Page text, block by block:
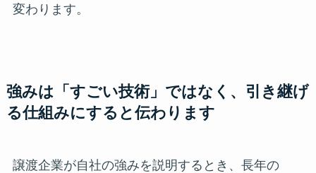
変わります。
強みは「すごい技術」ではなく、引き継げ
る仕組みにすると伝わります
譲渡企業が自社の強みを説明するとき、長年の